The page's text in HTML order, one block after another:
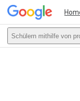
Schülern mithilfe von